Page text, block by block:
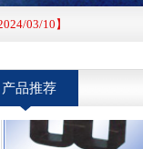
产品推荐
硅钢薄带